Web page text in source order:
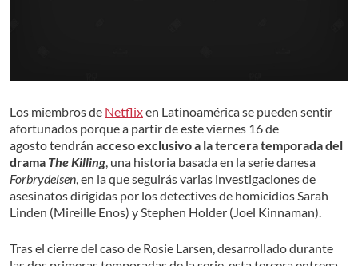
Los miembros de Netflixen Latinoamérica se pueden sentir
afortunados porque a partir de este viernes 16 de
agosto tendrán acceso exclusivo a la tercera temporada del
drama The Killing, una historia basada en la serie danesa
Forbrydelsen, en la que seguirás varias investigaciones de
asesinatos dirigidas por los detectives de homicidios Sarah
Linden (Mireille Enos) y Stephen Holder (Joel Kinnaman).
Tras el cierre del caso de Rosie Larsen, desarrollado durante